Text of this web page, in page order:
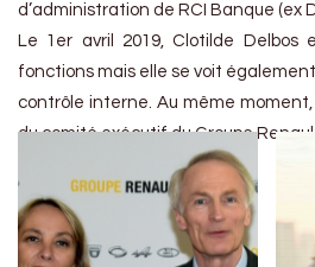
d’administration de RCI Banque (ex
Le 1er avril 2019, Clotilde Delbos
fonctions mais elle se voit
contrôle interne. Au même
du comité exécutif du Groupe